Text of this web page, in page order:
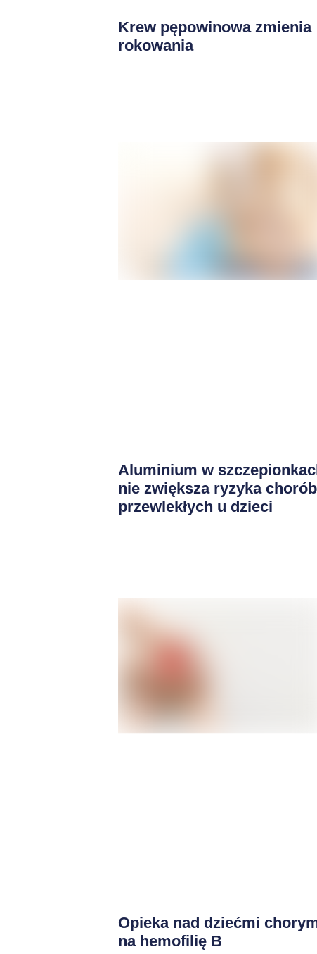
Krew pępowinowa zmienia
rokowania
Aluminium w
nie zwiększa ryzyka chorób
przewlekłych u dzieci
Opieka nad dziećmi
na hemofilię B